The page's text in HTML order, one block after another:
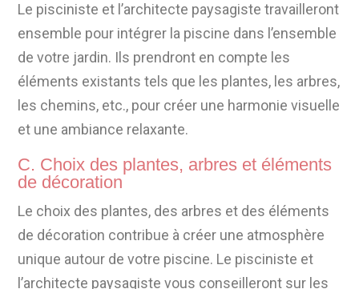
Le pisciniste et l’architecte paysagiste travailleront
ensemble pour intégrer la piscine dans l’ensemble
de votre jardin. Ils prendront en compte les
éléments existants tels que les plantes, les arbres,
les chemins, etc., pour créer une harmonie visuelle
et une ambiance relaxante.
C. Choix des plantes, arbres et éléments
de décoration
Le choix des plantes, des arbres et des éléments
de décoration contribue à créer une atmosphère
unique autour de votre piscine. Le pisciniste et
l’architecte paysagiste vous conseilleront sur les